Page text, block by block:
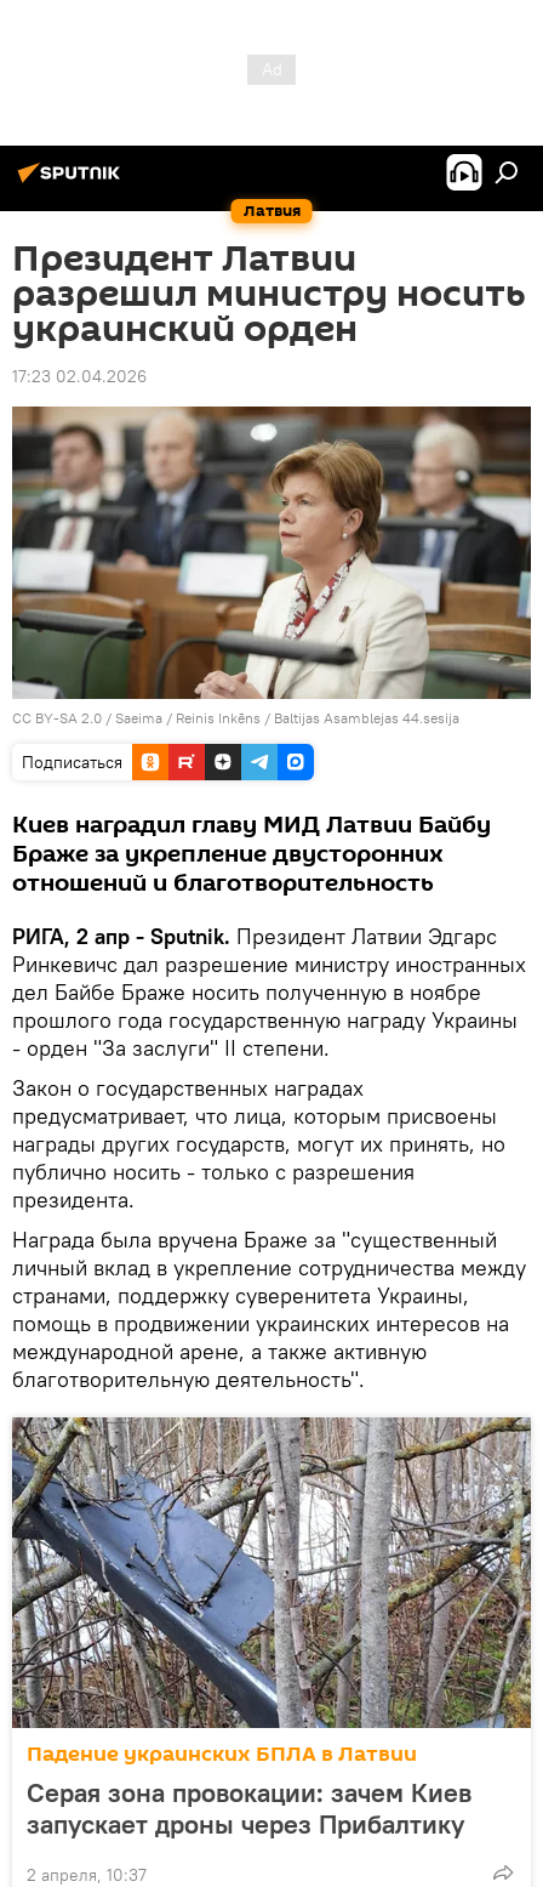
Латвия
Президент Латвии
разрешил министру носить
украинский орден
17:23 02.04.2026
CC BY-SA 2.0 / Saeima / Reinis Inkēns / Baltijas Asamblejas 44.sesija
Подписаться
Киев наградил главу МИД Латвии Байбу
Браже за укрепление двусторонних
отношений и благотворительность
РИГА, 2 апр - Sputnik. Президент Латвии Эдгарс
Ринкевичс дал разрешение министру иностранных
дел Байбе Браже носить полученную в ноябре
прошлого года государственную награду Украины
- орден "За заслуги" II степени.
Закон о государственных наградах
предусматривает, что лица, которым присвоены
награды других государств, могут их принять, но
публично носить - только с разрешения
президента.
Награда была вручена Браже за "существенный
личный вклад в укрепление сотрудничества между
странами, поддержку суверенитета Украины,
помощь в продвижении украинских интересов на
международной арене, а также активную
благотворительную деятельность".
Падение украинских БПЛА в Латвии
Серая зона провокации: зачем Киев
запускает дроны через Прибалтику
2 апреля, 10:37